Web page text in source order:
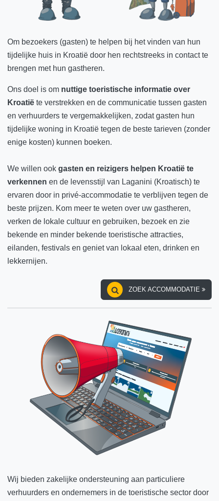
Om bezoekers (gasten) te helpen bij het vinden van hun
tijdelijke huis in Kroatië door hen rechtstreeks in contact te
brengen met hun gastheren.
Ons doel is om nuttige toeristische informatie over
Kroatië te verstrekken en de communicatie tussen gasten
en verhuurders te vergemakkelijken, zodat gasten hun
tijdelijke woning in Kroatië tegen de beste tarieven (zonder
enige kosten) kunnen boeken.
We willen ook gasten en reizigers helpen Kroatië te
verkennen en de levensstijl van Laganini (Kroatisch) te
ervaren door in privé-accommodatie te verblijven tegen de
beste prijzen. Kom meer te weten over uw gastheren,
verken de lokale cultuur en gebruiken, bezoek en zie
bekende en minder bekende toeristische attracties,
eilanden, festivals en geniet van lokaal eten, drinken en
lekkernijen.
ZOEK ACCOMMODATIE
Wij bieden zakelijke ondersteuning aan particuliere
verhuurders en ondernemers in de toeristische sector door